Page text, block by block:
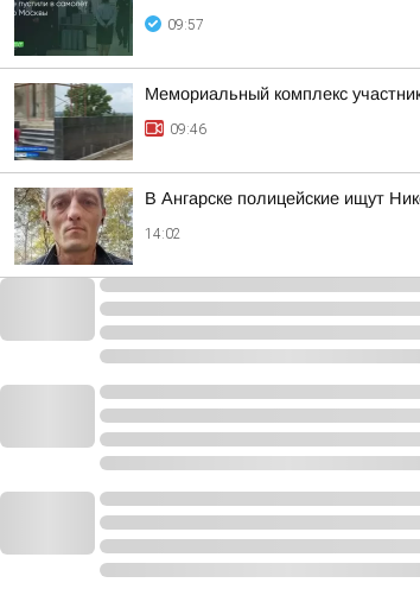
09:57
Мемориальный комплекс
09:46
В Ангарске полицейские ищут
14:02